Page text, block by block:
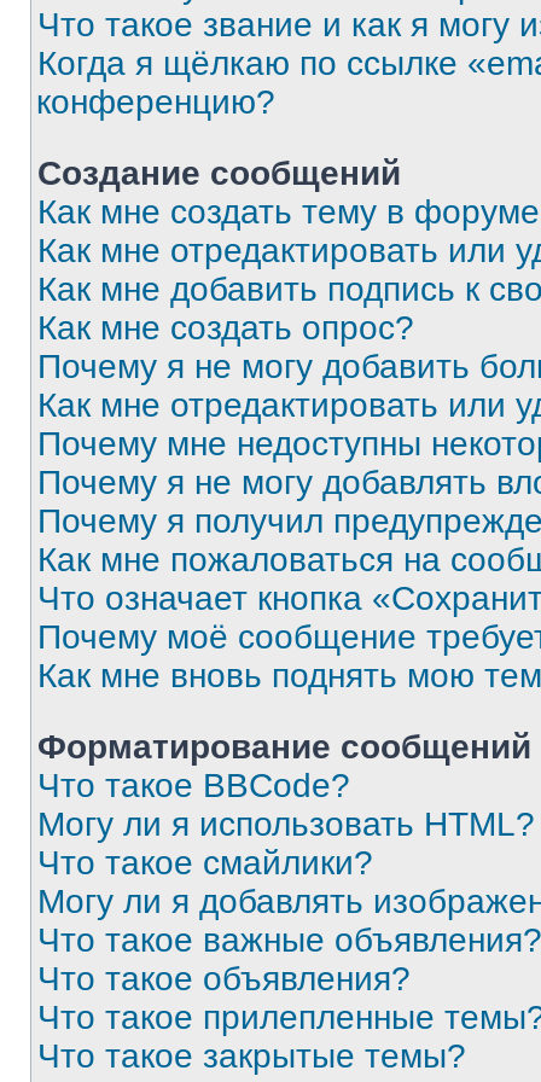
Что такое звание и как я могу
Когда я щёлкаю по ссылке
конференцию?
Создание сообщений
Как мне создать тему в
Как мне отредактировать или
Как мне добавить подпись к
Как мне создать опрос?
Почему я не могу добавить
Как мне отредактировать или
Почему мне недоступны
Почему я не могу добавлять
Почему я получил
Как мне пожаловаться на
Что означает кнопка
Почему моё сообщение
Как мне вновь поднять мою
Форматирование
Что такое BBCode?
Могу ли я использовать HTML?
Что такое смайлики?
Могу ли я добавлять
Что такое важные объявления?
Что такое объявления?
Что такое прилепленные
Что такое закрытые темы?